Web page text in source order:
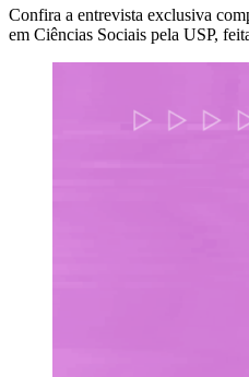
Confira a entrevista exclusiva
em Ciências Sociais pela USP,